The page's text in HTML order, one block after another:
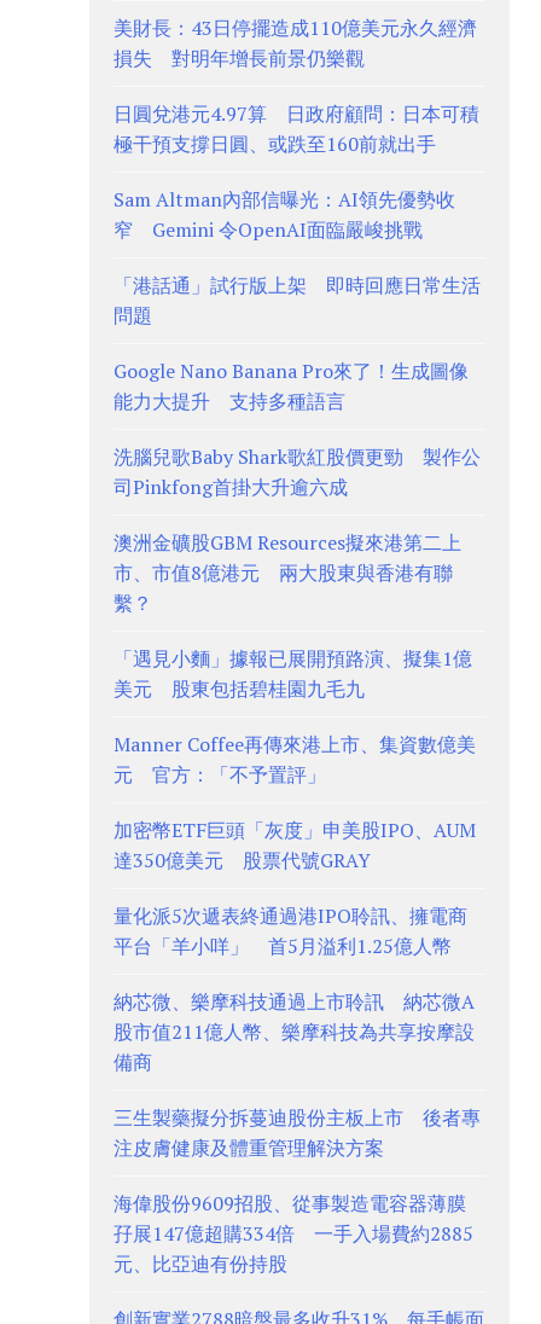
美財長：43日停擺造成110億美元永久經濟
損失 對明年增長前景仍樂觀
日圓兌港元4.97算 日政府顧問：日本可積
極干預支撐日圓、或跌至160前就出手
Sam Altman內部信曝光：AI領先優勢收
窄 Gemini 令OpenAI面臨嚴峻挑戰
「港話通」試行版上架 即時回應日常生活
問題
Google Nano Banana Pro來了！生成圖像
能力大提升 支持多種語言
洗腦兒歌Baby Shark歌紅股價更勁 製作公
司Pinkfong首掛大升逾六成
澳洲金礦股GBM Resources擬來港第二上
市、市值8億港元 兩大股東與香港有聯
繫？
「遇見小麵」據報已展開預路演、擬集1億
美元 股東包括碧桂園九毛九
Manner Coffee再傳來港上市、集資數億美
元 官方：「不予置評」
加密幣ETF巨頭「灰度」申美股IPO、AUM
達350億美元 股票代號GRAY
量化派5次遞表終通過港IPO聆訊、擁電商
平台「羊小咩」 首5月溢利1.25億人幣
納芯微、樂摩科技通過上市聆訊 納芯微A
股市值211億人幣、樂摩科技為共享按摩設
備商
三生製藥擬分拆蔓迪股份主板上市 後者專
注皮膚健康及體重管理解決方案
海偉股份9609招股、從事製造電容器薄膜
孖展147億超購334倍 一手入場費約2885
元、比亞迪有份持股